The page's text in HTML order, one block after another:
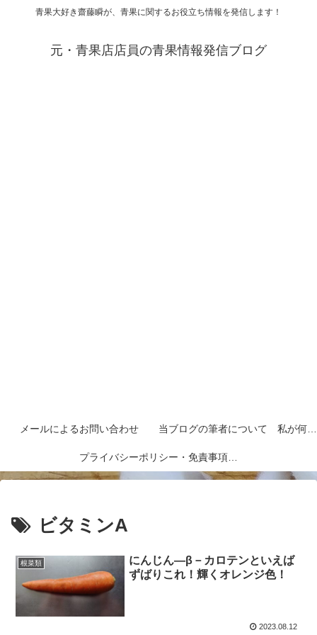
青果大好き齋藤瞬が、青果に関するお役立ち情報を発信します！
元・青果店店員の青果情報発信ブログ
メールによるお問い合わせ 当ブログの筆者について 私が何者なのかを紹介します
プライバシーポリシー・免責事項など
ビタミンA
根菜類
にんじん―β－カロテンといえば
ずばりこれ！輝くオレンジ色！
2023.08.12